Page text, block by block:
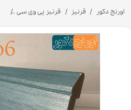
اورنج دکور قرنیز قرنیز پی وی سی